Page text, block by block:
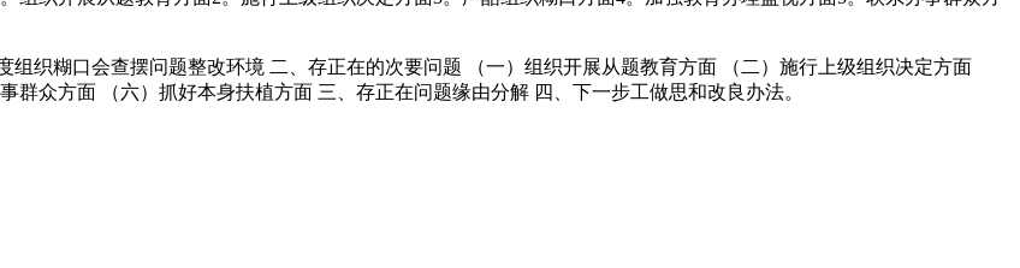
糊口会查摆问题整改环境 二、存正在的次要问题 （一）组织开展从题教育方面 （二）施行上级组织决定方面
群众方面 （六）抓好本身扶植方面 三、存正在问题缘由分解 四、下一步工做思和改良办法。